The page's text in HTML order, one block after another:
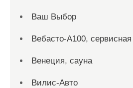
Ваш Выбор
Вебасто-А100,
Венеция, сауна
Вилис-Авто